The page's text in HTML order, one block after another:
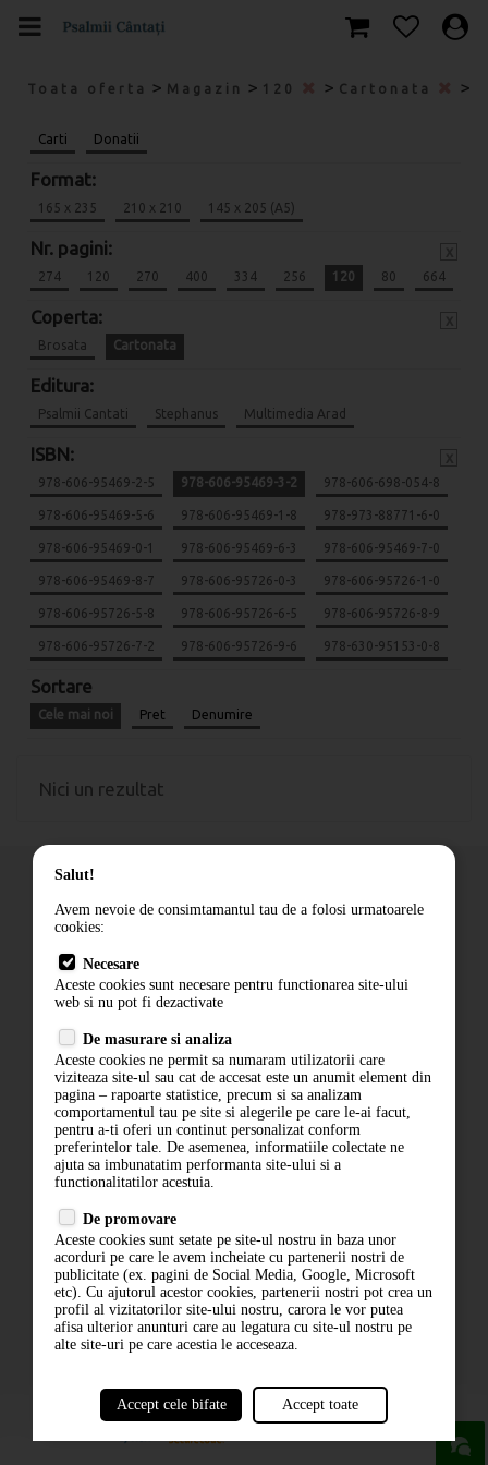
Toata oferta > Magazin > 120 > Cartonata >
Carti Donatii
Format:
165 x 235 210 x 210 145 x 205 (A5)
Nr. pagini:
274 120 270 400 334 256 120 80 664
Coperta:
Brosata Cartonata
Editura:
Psalmii Cantati Stephanus Multimedia Arad
ISBN:
978-606-95469-2-5 978-606-95469-3-2 978-606-698-054-8
978-606-95469-5-6 978-606-95469-1-8 978-973-88771-6-0
978-606-95469-0-1 978-606-95469-6-3 978-606-95469-7-0
978-606-95469-8-7 978-606-95726-0-3 978-606-95726-1-0
978-606-95726-5-8 978-606-95726-6-5 978-606-95726-8-9
978-606-95726-7-2 978-606-95726-9-6 978-630-95153-0-8
Sortare
Cele mai noi Pret Denumire
Nici un rezultat
Cum comand
Livrare
Contact
Politica de confidentialitate
ANPC
ABONARE LA NEWSLETTER
ABONARE
Salut!
Avem nevoie de consimtamantul tau de a folosi urmatoarele
cookies:
Necesare
Aceste cookies sunt necesare pentru functionarea site-ului
web si nu pot fi dezactivate
De masurare si analiza
Aceste cookies ne permit sa numaram utilizatorii care
viziteaza site-ul sau cat de accesat este un anumit element din
pagina – rapoarte statistice, precum si sa analizam
comportamentul tau pe site si alegerile pe care le-ai facut,
pentru a-ti oferi un continut personalizat conform
preferintelor tale. De asemenea, informatiile colectate ne
ajuta sa imbunatatim performanta site-ului si a
functionalitatilor acestuia.
De promovare
Aceste cookies sunt setate pe site-ul nostru in baza unor
acorduri pe care le avem incheiate cu partenerii nostri de
publicitate (ex. pagini de Social Media, Google, Microsoft
etc). Cu ajutorul acestor cookies, partenerii nostri pot crea un
profil al vizitatorilor site-ului nostru, carora le vor putea
afisa ulterior anunturi care au legatura cu site-ul nostru pe
alte site-uri pe care acestia le acceseaza.
Accept cele bifate Accept toate